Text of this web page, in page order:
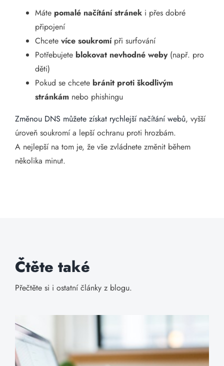
Máte pomalé načítání stránek i přes dobré
připojení
Chcete více soukromípři surfování
Potřebujete blokovat nevhodné weby(např. pro
děti)
Pokud se chcete bránit proti škodlivým
stránkám nebo phishingu
Změnou DNS můžete získat rychlejší načítání webů, vyšší
úroveň soukromí a lepší ochranu proti hrozbám.
A nejlepší na tom je, že vše zvládnete změnit během
několika minut.
Čtěte také
Přečtěte si i ostatní články z blogu.